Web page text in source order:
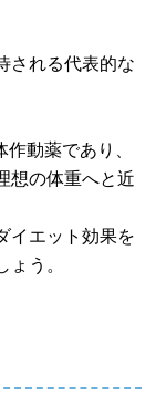
される代表的な
動薬であり、
想の体重へと近
イエット効果を
う。